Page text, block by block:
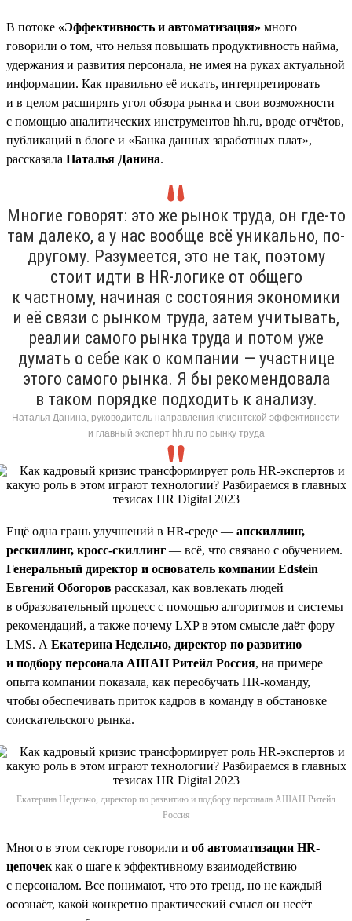
В потоке «Эффективность и автоматизация» много
говорили о том, что нельзя повышать продуктивность найма,
удержания и развития персонала, не имея на руках актуальной
информации. Как правильно её искать, интерпретировать
и в целом расширять угол обзора рынка и свои возможности
с помощью аналитических инструментов hh.ru, вроде отчётов,
публикаций в блоге и «Банка данных заработных плат»,
рассказала Наталья Данина.
Многие говорят: это же рынок труда, он где-то
там далеко, а у нас вообще всё уникально, по-
другому. Разумеется, это не так, поэтому
стоит идти в HR-логике от общего
к частному, начиная с состояния экономики
и её связи с рынком труда, затем учитывать,
реалии самого рынка труда и потом уже
думать о себе как о компании — участнице
этого самого рынка. Я бы рекомендовала
в таком порядке подходить к анализу.
Наталья Данина, руководитель направления клиентской эффективности
и главный эксперт hh.ru по рынку труда
Ещё одна грань улучшений в HR-среде — апскиллинг,
рескиллинг, кросс-скиллинг — всё, что связано с обучением.
Генеральный директор и основатель компании Edstein
Евгений Обогоров рассказал, как вовлекать людей
в образовательный процесс с помощью алгоритмов и системы
рекомендаций, а также почему LXP в этом смысле даёт фору
LMS. А Екатерина Недельчо, директор по развитию
и подбору персонала АШАН Ритейл Россия, на примере
опыта компании показала, как переобучать HR-команду,
чтобы обеспечивать приток кадров в команду в обстановке
соискательского рынка.
Екатерина Недельчо, директор по развитию и подбору персонала АШАН Ритейл
Россия
Много в этом секторе говорили и об автоматизации HR-
цепочек как о шаге к эффективному взаимодействию
с персоналом. Все понимают, что это тренд, но не каждый
осознаёт, какой конкретно практический смысл он несёт